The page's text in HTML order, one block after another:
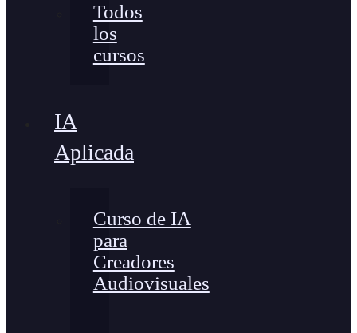
Todos
los
cursos
IA
Aplicada
Curso de IA
para
Creadores
Audiovisuales